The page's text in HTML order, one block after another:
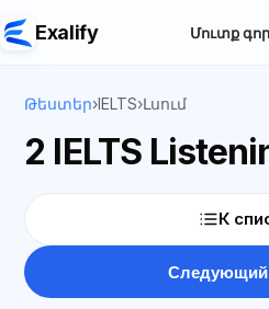
Exalify Մուտք
Թեստեր›IELTS›Լսում
2 IELTS
К
Следующий